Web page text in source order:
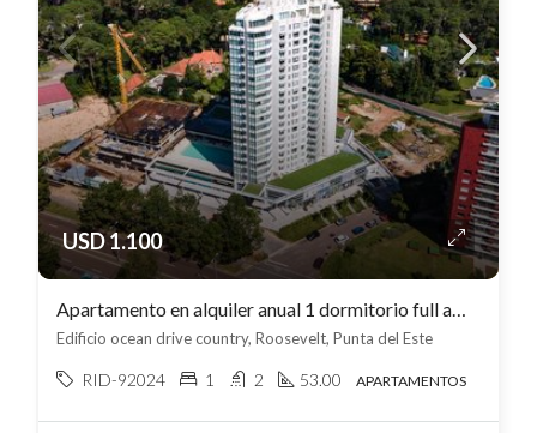
USD 1.100
Apartamento en alquiler anual 1 dormitorio full amenities con cochera, Roosevelt
Edificio ocean drive country, Roosevelt, Punta del Este
RID-92024 1 2 53.00 APARTAMENTOS